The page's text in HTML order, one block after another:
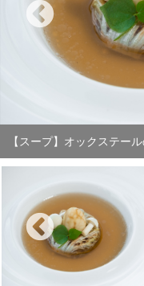
【スープ】テックワン